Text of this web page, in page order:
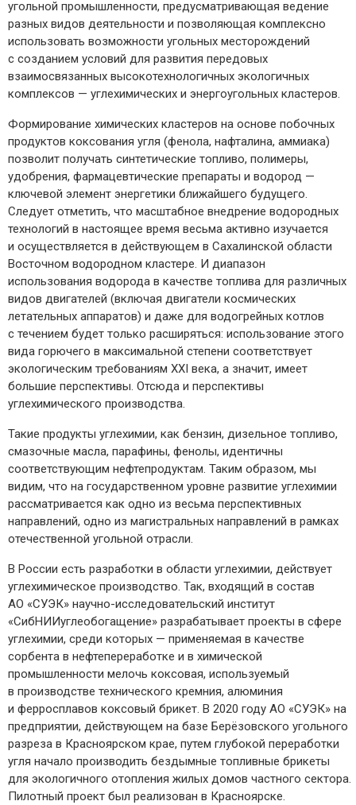
угольной промышленности, предусматриваю­щая ведение
разных видов деятельности и позволяющая комплексно
использовать возможности угольных месторождений
с созданием условий для развития передовых
взаимосвязанных высокотехнологичных экологичных
комплексов — ​углехимических и энергоугольных кластеров.
Формирование химических кластеров на основе побочных
продуктов коксования угля (фенола, нафталина, аммиака)
позволит получать синтетические топливо, полимеры,
удобрения, фармацевтические препараты и водород — ​
ключевой элемент энергетики ближайшего будущего.
Следует отметить, что масштабное внедрение водородных
технологий в настоящее время весьма активно изучается
и осуществляется в действующем в Сахалинской области
Восточном водородном кластере. И диапазон
использования водорода в качестве топлива для различных
видов двигателей (включая двигатели космических
летательных аппаратов) и даже для водогрейных котлов
с течением будет только расширяться: использование этого
вида горючего в максимальной степени соответствует
экологическим требованиям XXI века, а значит, имеет
большие перспективы. Отсюда и перспективы
углехимического производства.
Такие продукты углехимии, как бензин, дизельное топливо,
смазочные масла, парафины, фенолы, идентичны
соответствующим нефтепродуктам. Таким образом, мы
видим, что на государственном уровне развитие углехимии
рассматривается как одно из весьма перспективных
направлений, одно из магистральных направлений в рамках
отечественной угольной отрасли.
В России есть разработки в области углехимии, действует
углехимическое производство. Так, входящий в состав
АО «СУЭК» научно-­исследовательский институт
«СибНИИуглеобогащение» разрабатывает проекты в сфере
углехимии, среди которых — ​применяемая в качестве
сорбента в нефтепереработке и в химической
промышленности мелочь коксовая, используемый
в производстве технического кремния, алюминия
и ферросплавов коксовый брикет. В 2020 году АО «СУЭК» на
предприятии, действующем на базе Берёзовского угольного
разреза в Красноярском крае, путем глубокой переработки
угля начало производить бездымные топливные брикеты
для экологичного отопления жилых домов частного сектора.
Пилотный проект был реализован в Красноярске.